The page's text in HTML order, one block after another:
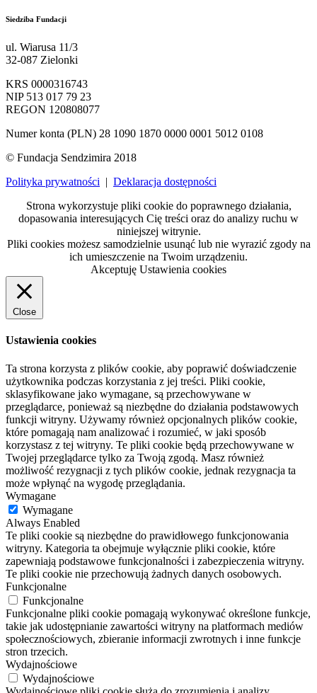
Siedziba Fundacji
ul. Wiarusa 11/3
32-087 Zielonki
KRS 0000316743
NIP 513 017 79 23
REGON 120808077
Numer konta (PLN) 28 1090 1870 0000 0001 5012 0108
© Fundacja Sendzimira 2018
Polityka prywatności | Deklaracja dostępności
Strona wykorzystuje pliki cookie do poprawnego działania,
dopasowania interesujących Cię treści oraz do analizy ruchu w
niniejszej witrynie.
Pliki cookies możesz samodzielnie usunąć lub nie wyrazić zgody na
ich umieszczenie na Twoim urządzeniu.
Akceptuję Ustawienia cookies
Close
Ustawienia cookies
Ta strona korzysta z plików cookie, aby poprawić doświadczenie
użytkownika podczas korzystania z jej treści. Pliki cookie,
sklasyfikowane jako wymagane, są przechowywane w
przeglądarce, ponieważ są niezbędne do działania podstawowych
funkcji witryny. Używamy również opcjonalnych plików cookie,
które pomagają nam analizować i rozumieć, w jaki sposób
korzystasz z tej witryny. Te pliki cookie będą przechowywane w
Twojej przeglądarce tylko za Twoją zgodą. Masz również
możliwość rezygnacji z tych plików cookie, jednak rezygnacja ta
może wpłynąć na wygodę przeglądania.
Wymagane
Wymagane
Always Enabled
Te pliki cookie są niezbędne do prawidłowego funkcjonowania
witryny. Kategoria ta obejmuje wyłącznie pliki cookie, które
zapewniają podstawowe funkcjonalności i zabezpieczenia witryny.
Te pliki cookie nie przechowują żadnych danych osobowych.
Funkcjonalne
Funkcjonalne
Funkcjonalne pliki cookie pomagają wykonywać określone funkcje,
takie jak udostępnianie zawartości witryny na platformach mediów
społecznościowych, zbieranie informacji zwrotnych i inne funkcje
stron trzecich.
Wydajnościowe
Wydajnościowe